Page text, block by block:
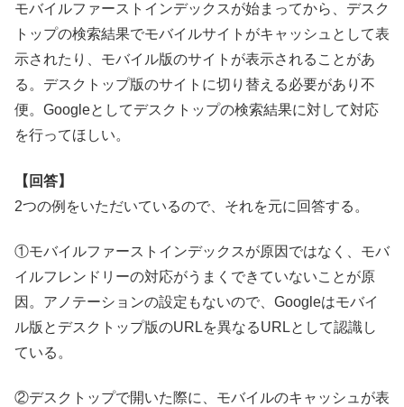
モバイルファーストインデックスが始まってから、デスク
トップの検索結果でモバイルサイトがキャッシュとして表
示されたり、モバイル版のサイトが表示されることがあ
る。デスクトップ版のサイトに切り替える必要があり不
便。Googleとしてデスクトップの検索結果に対して対応
を行ってほしい。
【回答】
2つの例をいただいているので、それを元に回答する。
①モバイルファーストインデックスが原因ではなく、モバ
イルフレンドリーの対応がうまくできていないことが原
因。アノテーションの設定もないので、Googleはモバイ
ル版とデスクトップ版のURLを異なるURLとして認識し
ている。
②デスクトップで開いた際に、モバイルのキャッシュが表